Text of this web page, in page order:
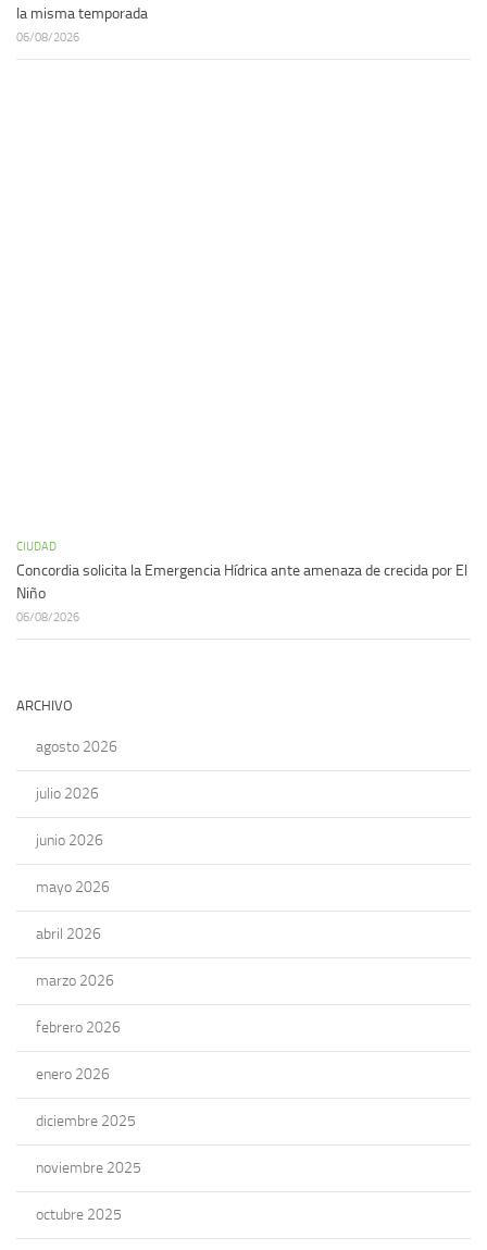
la misma temporada
06/08/2026
CIUDAD
Concordia solicita la Emergencia Hídrica ante amenaza de crecida por El
Niño
06/08/2026
ARCHIVO
agosto 2026
julio 2026
junio 2026
mayo 2026
abril 2026
marzo 2026
febrero 2026
enero 2026
diciembre 2025
noviembre 2025
octubre 2025